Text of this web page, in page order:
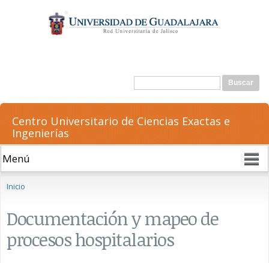
contenido
principal
Formulario de búsqueda
Buscar
Centro Universitario de Ciencias Exactas e
Ingenierías
Inicio
Documentación y mapeo de
procesos hospitalarios